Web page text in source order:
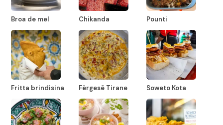
Broa de mel Chikanda Pounti
Fritta brindisina Fërgesë Tirane Soweto Kota